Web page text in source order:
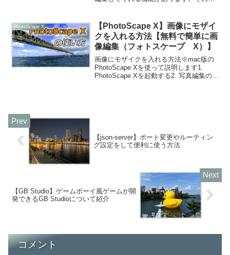
どのように色が変わっているかの比較を
紹介したいと...
PhotoScape X
【PhotoScape X】画像にモザイ
クを入れる方法【無料で簡単に画
像編集（フォトスケープ X）】
画像にモザイクを入れる方法※mac版の
PhotoScape Xを使って説明します1.
PhotoScape Xを起動する2. 写真編集のメ
【json-server】ポート変更やルーティン
グ設定をして便利に使う方法
【GB Studio】ゲームボーイ風ゲームが開
発できるGB Studioについて紹介
コメント